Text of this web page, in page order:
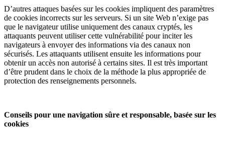
D’autres attaques basées sur les cookies impliquent des paramètres
de cookies incorrects sur les serveurs. Si un site Web n’exige pas
que le navigateur utilise uniquement des canaux cryptés, les
attaquants peuvent utiliser cette vulnérabilité pour inciter les
navigateurs à envoyer des informations via des canaux non
sécurisés. Les attaquants utilisent ensuite les informations pour
obtenir un accès non autorisé à certains sites. Il est très important
d’être prudent dans le choix de la méthode la plus appropriée de
protection des renseignements personnels.
Conseils pour une navigation sûre et responsable, basée sur les
cookies